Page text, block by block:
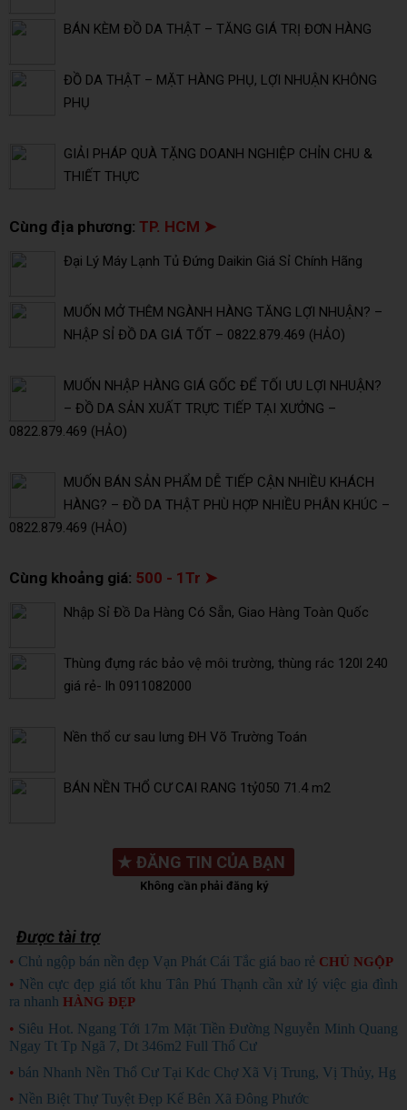
BÁN KÈM ĐỒ DA THẬT – TĂNG GIÁ TRỊ ĐƠN HÀNG
ĐỒ DA THẬT – MẶT HÀNG PHỤ, LỢI NHUẬN KHÔNG
PHỤ
GIẢI PHÁP QUÀ TẶNG DOANH NGHIỆP CHỈN CHU &
THIẾT THỰC
Cùng địa phương: TP. HCM ➤
Đại Lý Máy Lạnh Tủ Đứng Daikin Giá Sỉ Chính Hãng
MUỐN MỞ THÊM NGÀNH HÀNG TĂNG LỢI NHUẬN? –
NHẬP SỈ ĐỒ DA GIÁ TỐT – 0822.879.469 (HẢO)
MUỐN NHẬP HÀNG GIÁ GỐC ĐỂ TỐI ƯU LỢI NHUẬN?
– ĐỒ DA SẢN XUẤT TRỰC TIẾP TẠI XƯỞNG –
0822.879.469 (HẢO)
MUỐN BÁN SẢN PHẨM DỄ TIẾP CẬN NHIỀU KHÁCH
HÀNG? – ĐỒ DA THẬT PHÙ HỢP NHIỀU PHÂN KHÚC –
0822.879.469 (HẢO)
Cùng khoảng giá: 500 - 1Tr ➤
Nhập Sỉ Đồ Da Hàng Có Sẵn, Giao Hàng Toàn Quốc
Thùng đựng rác bảo vệ môi trường, thùng rác 120l 240
giá rẻ- lh 0911082000
Nền thổ cư sau lưng ĐH Võ Trường Toán
BÁN NỀN THỔ CƯ CAI RANG 1tỷ050 71.4 m2
★ ĐĂNG TIN CỦA BẠN
Không cần phải đăng ký
Được tài trợ
• Chủ ngộp bán nền đẹp Vạn Phát Cái Tắc giá bao rẻ CHỦ NGỘP
• Nền cực đẹp giá tốt khu Tân Phú Thạnh cần xử lý việc gia đình
ra nhanh HÀNG ĐẸP
• Siêu Hot. Ngang Tới 17m Mặt Tiền Đường Nguyễn Minh Quang
Ngay Tt Tp Ngã 7, Dt 346m2 Full Thổ Cư
• bán Nhanh Nền Thổ Cư Tại Kdc Chợ Xã Vị Trung, Vị Thủy, Hg
• Nền Biệt Thự Tuyệt Đẹp Kế Bên Xã Đông Phước